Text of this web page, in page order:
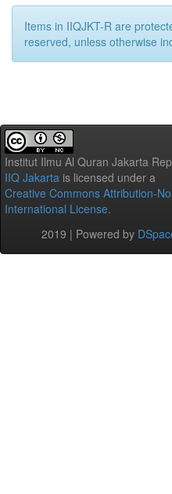
Items in IIQJKT-R are
reserved, unless otherwise
Institut Ilmu Al Quran Jakarta
IIQ Jakarta is licensed under a
Creative Commons Attribution-
International License.
2019 | Powered by